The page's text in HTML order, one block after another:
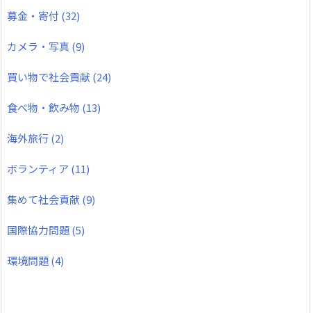
募金・寄付 (32)
カメラ・写真(9)
買い物で社会貢献 (24)
食べ物・飲み物 (13)
海外旅行(2)
ボランティア (11)
集めて社会貢献 (9)
国際協力問題(5)
環境問題(4)